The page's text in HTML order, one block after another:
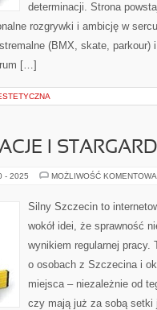
determinacji. Strona
rozgrywki i ambicję w
(BMX, skate, parkour)
[…]
I STARGARD
- 2025 MOŻLIWOŚĆ
Silny Szczecin to
wokół idei, że sprawność
wynikiem regularnej pracy.
o osobach z Szczecina i
miejsca – niezależnie od
czy mają już za sobą setki